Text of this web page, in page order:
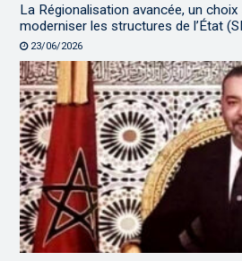
La Régionalisation avancée, un
moderniser les structures de l’État
23/06/2026